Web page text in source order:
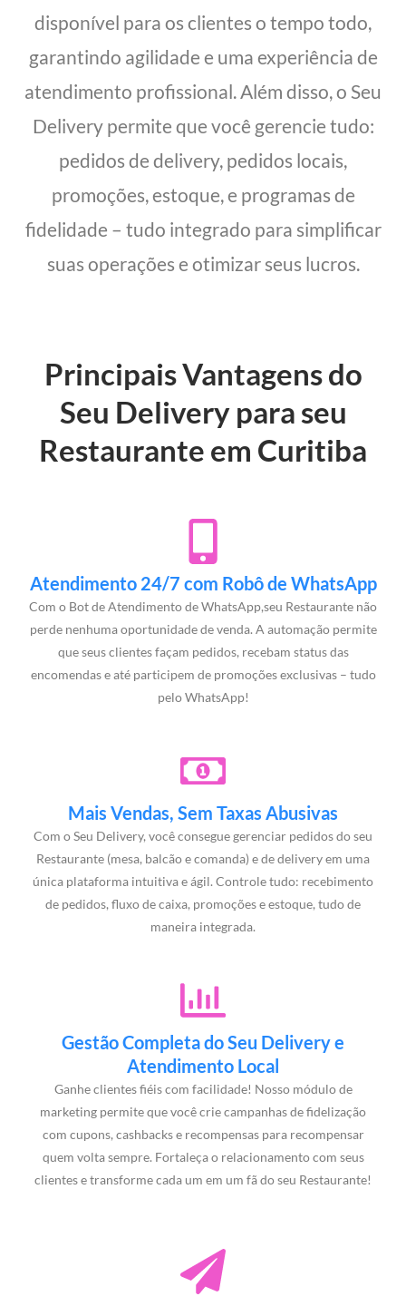
disponível para os clientes o tempo todo,
garantindo agilidade e uma experiência de
atendimento profissional. Além disso, o Seu
Delivery permite que você gerencie tudo:
pedidos de delivery, pedidos locais,
promoções, estoque, e programas de
fidelidade – tudo integrado para simplificar
suas operações e otimizar seus lucros.
Principais Vantagens do
Seu Delivery para seu
Restaurante em Curitiba
Atendimento 24/7 com Robô de WhatsApp
Com o Bot de Atendimento de WhatsApp,seu Restaurante não
perde nenhuma oportunidade de venda. A automação permite
que seus clientes façam pedidos, recebam status das
encomendas e até participem de promoções exclusivas – tudo
pelo WhatsApp!
Mais Vendas, Sem Taxas Abusivas
Com o Seu Delivery, você consegue gerenciar pedidos do seu
Restaurante (mesa, balcão e comanda) e de delivery em uma
única plataforma intuitiva e ágil. Controle tudo: recebimento
de pedidos, fluxo de caixa, promoções e estoque, tudo de
maneira integrada.
Gestão Completa do Seu Delivery e
Atendimento Local
Ganhe clientes fiéis com facilidade! Nosso módulo de
marketing permite que você crie campanhas de fidelização
com cupons, cashbacks e recompensas para recompensar
quem volta sempre. Fortaleça o relacionamento com seus
clientes e transforme cada um em um fã do seu Restaurante!